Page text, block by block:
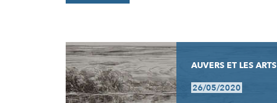
RÉSULTATS
AUVERS ET LES ARTS
26/05/2020